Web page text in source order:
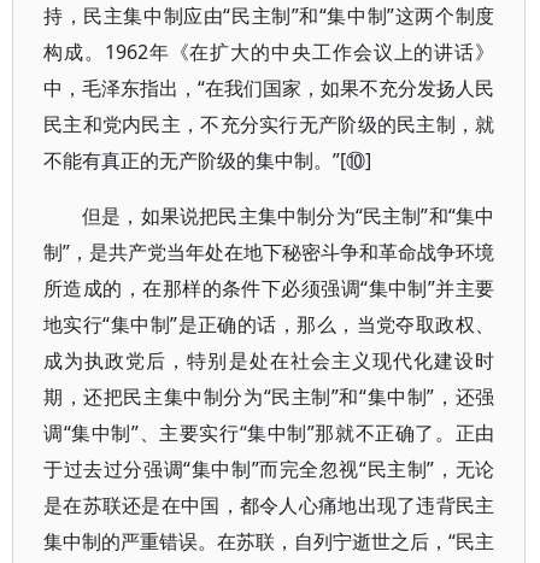
持，民主集中制应由“民主制”和“集中制”这两个制度
构成。1962年《在扩大的中央工作会议上的讲话》
中，毛泽东指出，“在我们国家，如果不充分发扬人民
民主和党内民主，不充分实行无产阶级的民主制，就
不能有真正的无产阶级的集中制。”[⑩]
但是，如果说把民主集中制分为“民主制”和“集中
制”，是共产党当年处在地下秘密斗争和革命战争环境
所造成的，在那样的条件下必须强调“集中制”并主要
地实行“集中制”是正确的话，那么，当党夺取政权、
成为执政党后，特别是处在社会主义现代化建设时
期，还把民主集中制分为“民主制”和“集中制”，还强
调“集中制”、主要实行“集中制”那就不正确了。正由
于过去过分强调“集中制”而完全忽视“民主制”，无论
是在苏联还是在中国，都令人心痛地出现了违背民主
集中制的严重错误。在苏联，自列宁逝世之后，“民主